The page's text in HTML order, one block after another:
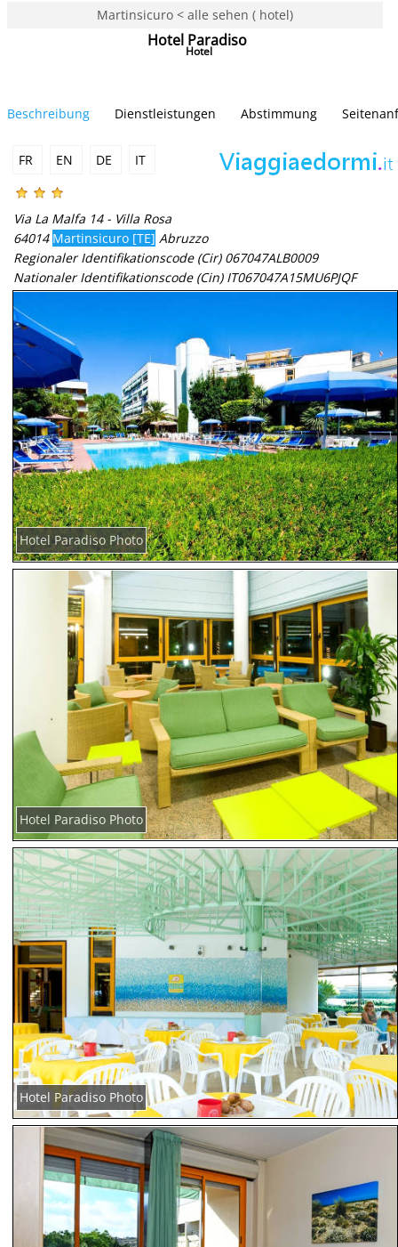
Martinsicuro < alle sehen ( hotel)
Hotel Paradiso
Hotel
Beschreibung Dienstleistungen Abstimmung
FR EN DE IT
Via La Malfa 14 - Villa Rosa
64014 Martinsicuro [TE] Abruzzo
Regionaler Identifikationscode (Cir) 067047ALB0009
Nationaler Identifikationscode (Cin) IT067047A15MU6PJQF
Hotel Paradiso Photo
Hotel Paradiso Photo
Hotel Paradiso Photo